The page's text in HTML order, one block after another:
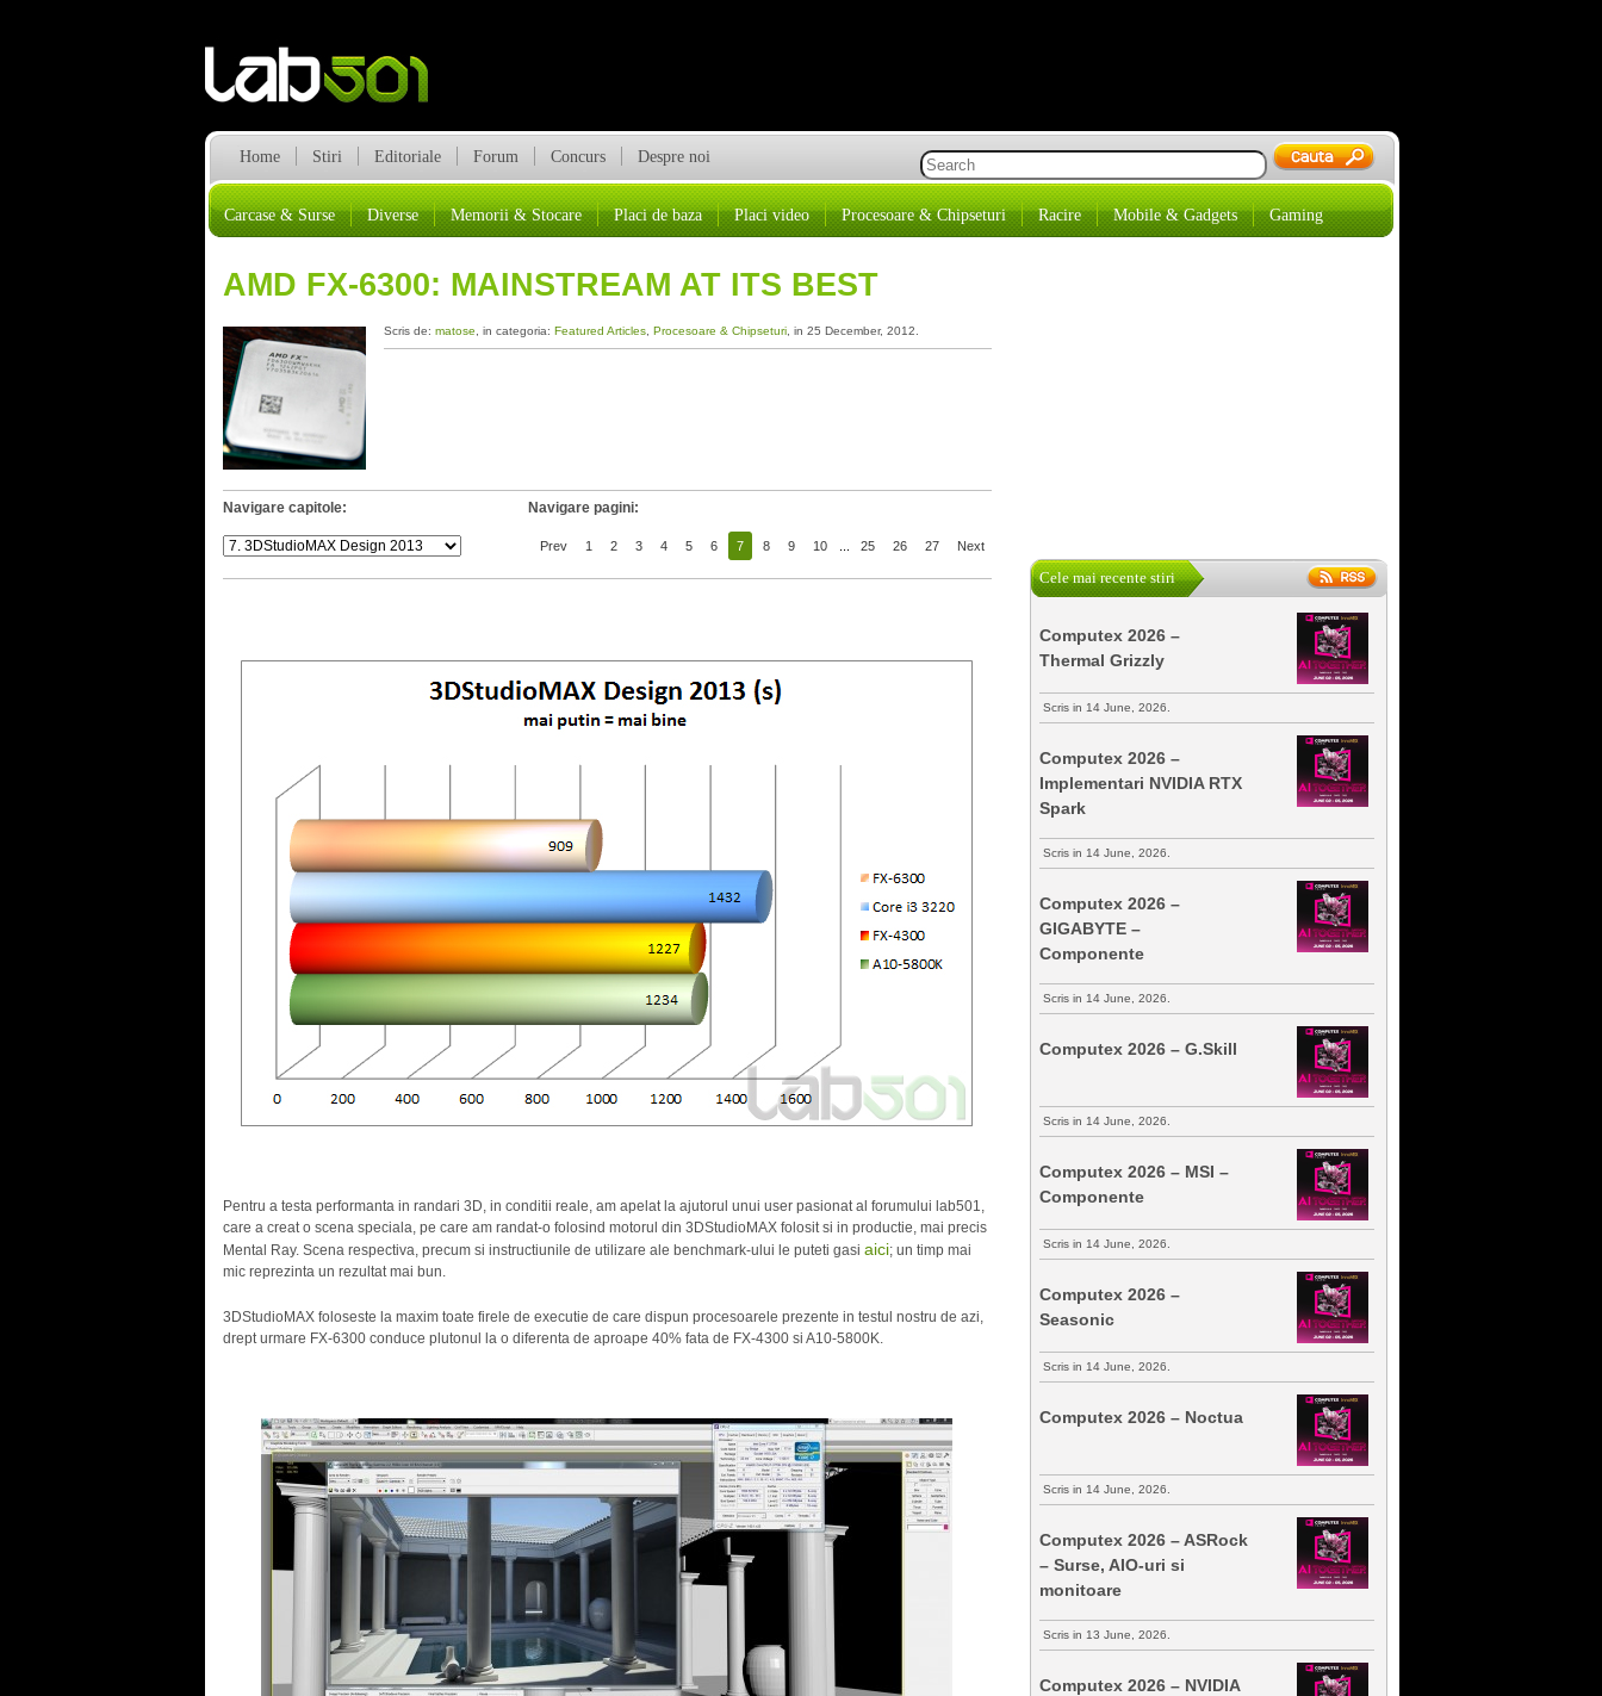
Home Stiri Editoriale Forum Concurs Despre noi
Carcase & Surse Diverse Memorii & Stocare Placi de baza Placi video Procesoare & Chipseturi Racire Mobile & Gadgets Gaming
AMD FX-6300: MAINSTREAM AT ITS BEST
Scris de: matose , in categoria: Featured Articles, Procesoare & Chipseturi, in 25 December, 2012.
Navigare capitole: Navigare pagini:
Prev 1 2 3 4 5 6 7 8 9 10 25 26 27 Next
Pentru a testa performanta in randari 3D, in conditii reale, am apelat la ajutorul unui user pasionat al forumului lab501,
care a creat o scena speciala, pe care am randat-o folosind motorul din 3DStudioMAX folosit si in productie, mai precis
Mental Ray. Scena respectiva, precum si instructiunile de utilizare ale benchmark-ului le puteti gasi aici; un timp mai
mic reprezinta un rezultat mai bun.
3DStudioMAX foloseste la maxim toate firele de executie de care dispun procesoarele prezente in testul nostru de azi,
drept urmare FX-6300 conduce plutonul la o diferenta de aproape 40% fata de FX-4300 si A10-5800K.
Cele mai recente stiri
Computex 2026 –
Thermal Grizzly
Scris in 14 June, 2026.
Computex 2026 –
Implementari NVIDIA RTX
Spark
Scris in 14 June, 2026.
Computex 2026 –
GIGABYTE –
Componente
Scris in 14 June, 2026.
Computex 2026 – G.Skill
Scris in 14 June, 2026.
Computex 2026 – MSI –
Componente
Scris in 14 June, 2026.
Computex 2026 –
Seasonic
Scris in 14 June, 2026.
Computex 2026 – Noctua
Scris in 14 June, 2026.
Computex 2026 – ASRock
– Surse, AIO-uri si
monitoare
Scris in 13 June, 2026.
Computex 2026 – NVIDIA